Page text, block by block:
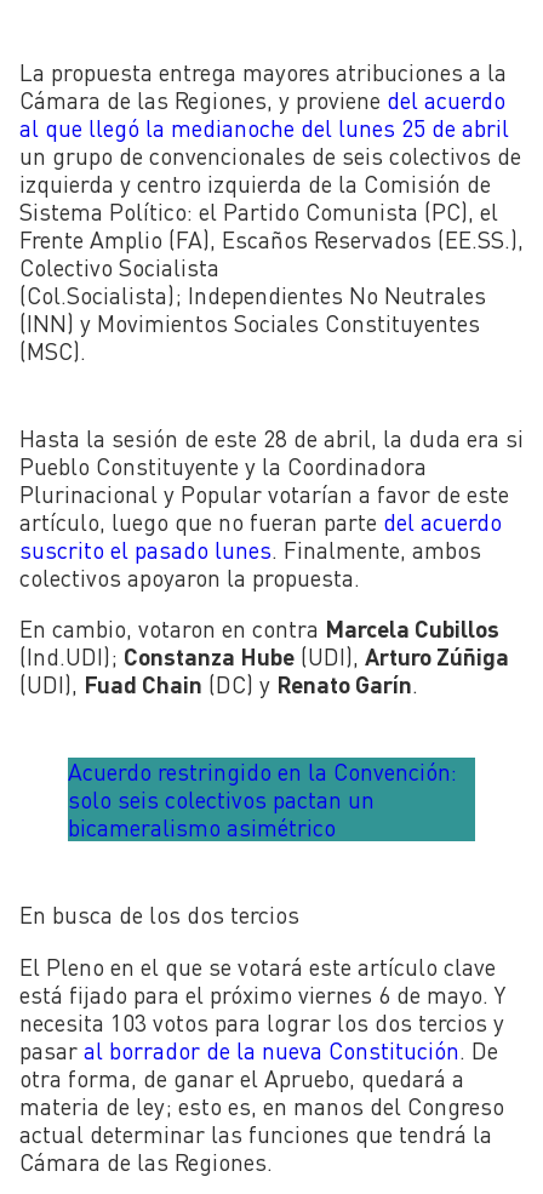
La propuesta entrega mayores atribuciones a la
Cámara de las Regiones, y proviene del acuerdo
al que llegó la medianoche del lunes 25 de abril
un grupo de convencionales de seis colectivos de
izquierda y centro izquierda de la Comisión de
Sistema Político: el Partido Comunista (PC), el
Frente Amplio (FA), Escaños Reservados (EE.SS.),
Colectivo Socialista
(Col.Socialista); Independientes No Neutrales
(INN) y Movimientos Sociales Constituyentes
(MSC).
Hasta la sesión de este 28 de abril, la duda era si
Pueblo Constituyente y la Coordinadora
Plurinacional y Popular votarían a favor de este
artículo, luego que no fueran parte del acuerdo
suscrito el pasado lunes. Finalmente, ambos
colectivos apoyaron la propuesta.
En cambio, votaron en contra Marcela Cubillos
(Ind.UDI); Constanza Hube (UDI), Arturo Zúñiga
(UDI), Fuad Chain (DC) y Renato Garín.
Acuerdo restringido en la Convención:
solo seis colectivos pactan un
bicameralismo asimétrico
En busca de los dos tercios
El Pleno en el que se votará este artículo clave
está fijado para el próximo viernes 6 de mayo. Y
necesita 103 votos para lograr los dos tercios y
pasar al borrador de la nueva Constitución. De
otra forma, de ganar el Apruebo, quedará a
materia de ley; esto es, en manos del Congreso
actual determinar las funciones que tendrá la
Cámara de las Regiones.